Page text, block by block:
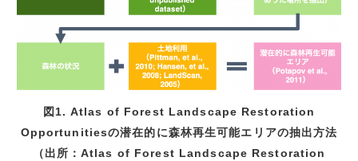
図1. Atlas of Forest Landscape Restoration
Opportunitiesの潜在的に森林再生可能エリアの抽出方法
（出所：Atlas of Forest Landscape Restoration